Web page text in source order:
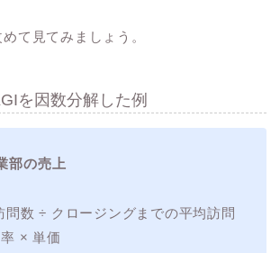
て見てみましょう。
を因数分解した例
部の売上
問数 ÷ クロージングまでの平均訪問
× 単価